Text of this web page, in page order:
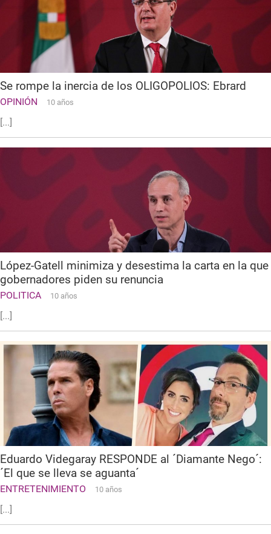
Se rompe la inercia de los OLIGOPOLIOS: Ebrard
OPINIÓN 10 años
[...]
López-Gatell minimiza y desestima la carta en la que
gobernadores piden su renuncia
POLITICA 10 años
[...]
Eduardo Videgaray RESPONDE al ´Diamante Nego´:
´El que se lleva se aguanta´
ENTRETENIMIENTO 10 años
[...]